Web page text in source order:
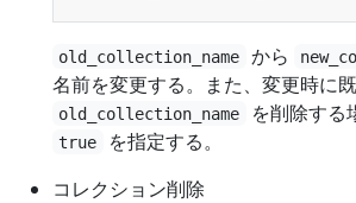
old_collection_name から
名前を変更する。また、変更時に
old_collection_name を削除する
true
を指定する。
コレクション削除